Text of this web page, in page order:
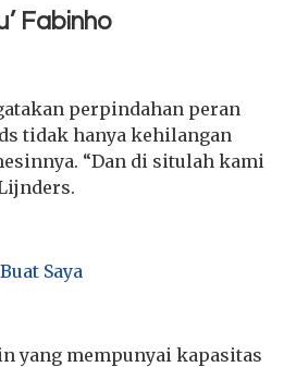
Fabinho
perpindahan peran
tidak hanya kehilangan
“Dan di situlah kami
Saya
yang mempunyai kapasitas